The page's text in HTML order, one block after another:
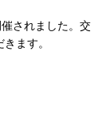
されました。交
ます。